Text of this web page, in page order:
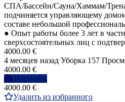
СПА/Бассейн/Сауна/Хаммам/
подчиняется управляющему
составе небольшой
● Опыт работы более 3 лет в
сверхсостоятельных лиц с
4000.00 €
4 месяцев назад Уборка 157
4000.00 €
Написать
4000.00 €
Удалить из избранного